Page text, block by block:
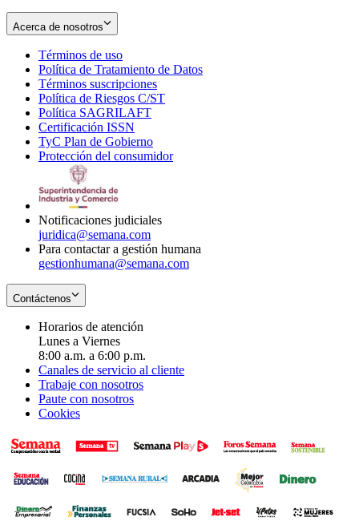
Acerca de nosotros
Términos de uso
in
new
window
Política de Tratamiento de Datos
Términos suscripciones
in
Política de Riesgos C/ST
Política SAGRILAFT
new
window
Certificación ISSN
in
new
TyC Plan de Gobierno
in
Protección del consumidorOpens
Notificaciones judiciales
juridica@semana.com
Para contactar a gestión humana
gestionhumana@semana.com
Contáctenos
Horarios de atención
Lunes a Viernes
8:00 a.m. a 6:00 p.m.
Canales de servicio al cliente
Trabaje con nosotros
Paute con nosotros
Cookies